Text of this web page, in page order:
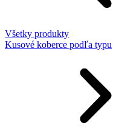
Všetky produkty
Kusové koberce podľa typu